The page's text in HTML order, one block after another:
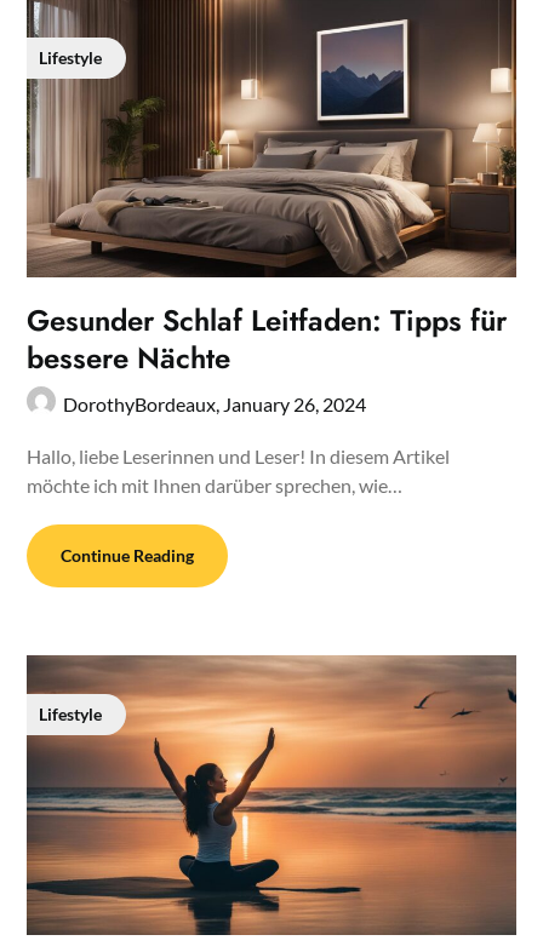
Lifestyle
Gesunder Schlaf Leitfaden: Tipps für
bessere Nächte
DorothyBordeaux, January 26, 2024
Hallo, liebe Leserinnen und Leser! In diesem Artikel
möchte ich mit Ihnen darüber sprechen, wie…
Continue Reading
Lifestyle